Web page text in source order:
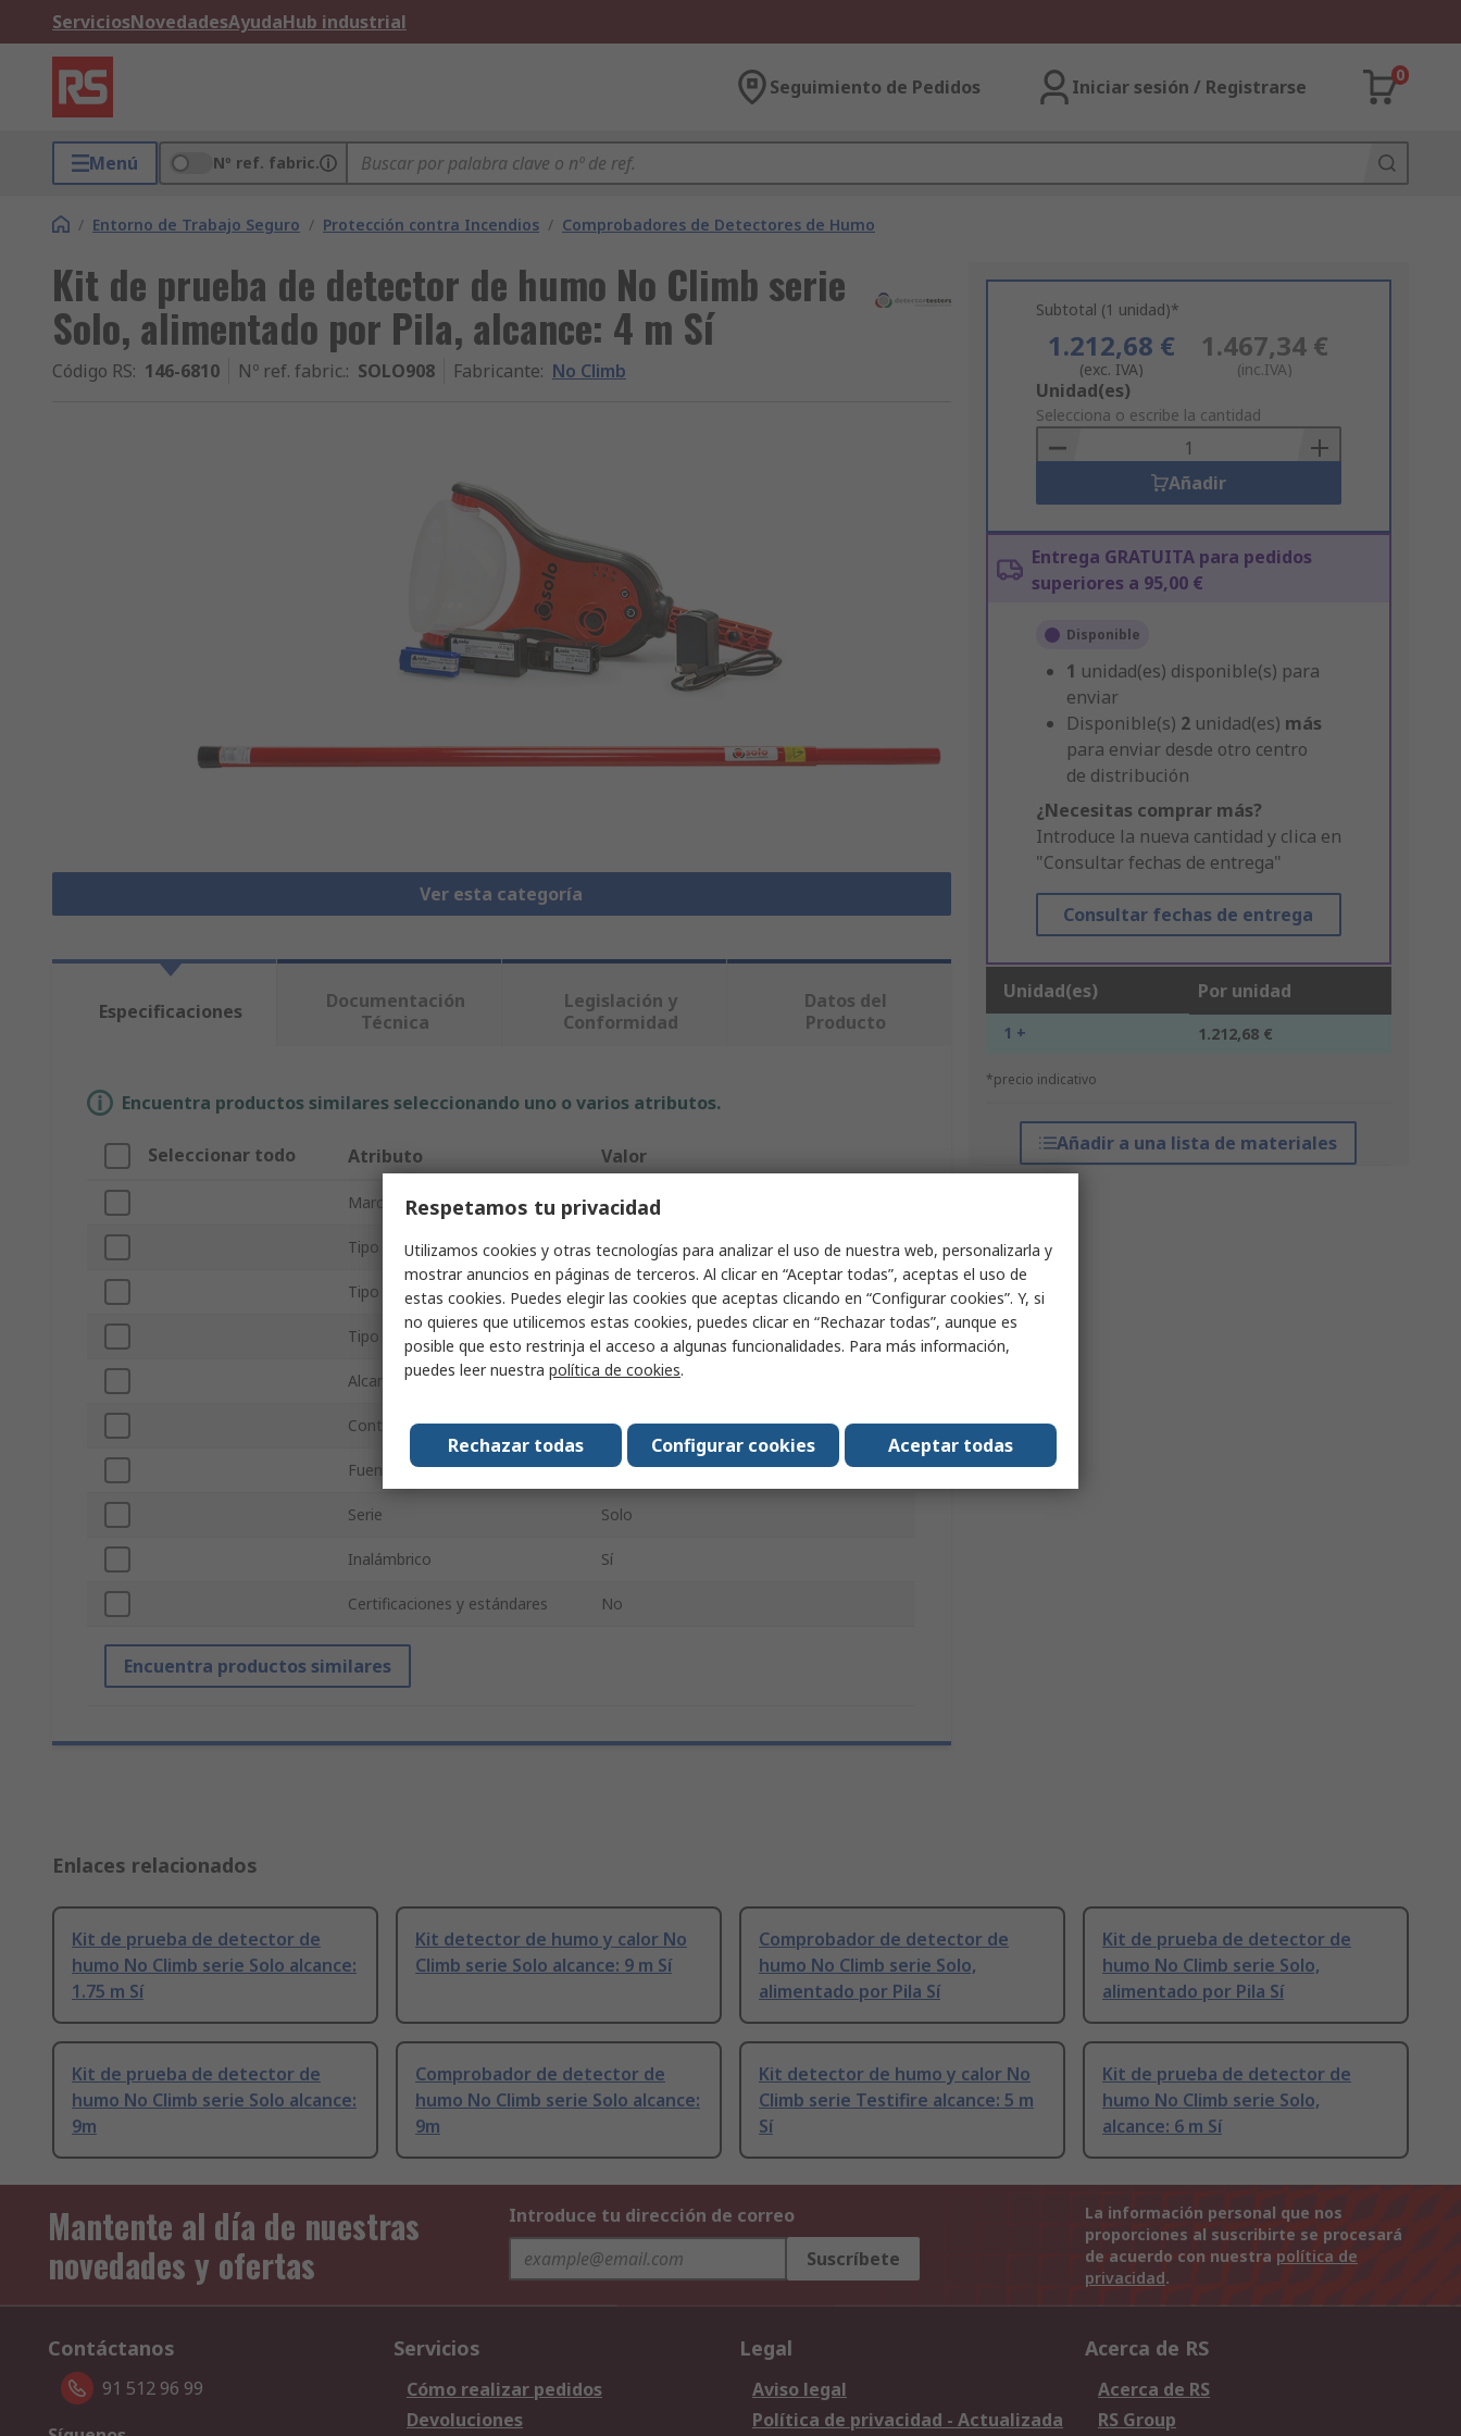
ServiciosNovedadesAyudaHub industrial
Seguimiento de Pedidos Iniciar sesión / Registrarse
0
Menú Nº ref. fabric.
/ Entorno de Trabajo Seguro / Protección contra Incendios / Comprobadores de Detectores de Humo
Kit de prueba de detector de humo No Climb serie
Solo, alimentado por Pila, alcance: 4 m Sí
Código RS: 146-6810 Nº ref. fabric.: SOLO908 Fabricante: No Climb
Ver esta categoría
Subtotal (1 unidad)*
1.212,68 €
(exc. IVA)
1.467,34 €
(inc.IVA)
Add
to
Basket
Unidad(es)
Selecciona o escribe la cantidad
Añadir
Entrega GRATUITA para pedidos
superiores a 95,00 €
Disponible
1 unidad(es) disponible(s) para
enviar
Disponible(s) 2 unidad(es) más
para enviar desde otro centro
de distribución
¿Necesitas comprar más?
Introduce la nueva cantidad y clica en
"Consultar fechas de entrega"
Consultar fechas de entrega
Unidad(es) Por unidad
1 + 1.212,68 €
*precio indicativo
Añadir a una lista de materiales
Especificaciones
Documentación
Técnica
Legislación y
Conformidad
Datos del
Producto
Encuentra productos similares seleccionando uno o varios atributos.
Seleccionar todo Atributo Valor
Marca No Climb
Tipo de producto Kit de prueba de detector de humo
Tipo de alarma Humo
Tipo Sub Comprobador de detector de humo
Alcance máximo 4m
Contenido del kit Mástil telescópico de acceso Solo 108
Fuente de alimentación Pila
Serie Solo
Inalámbrico Sí
Certificaciones y estándares No
Encuentra productos similares
Enlaces relacionados
Kit de prueba de detector de
humo No Climb serie Solo alcance:
1.75 m Sí
Kit detector de humo y calor No
Climb serie Solo alcance: 9 m Sí
Comprobador de detector de
humo No Climb serie Solo,
alimentado por Pila Sí
Kit de prueba de detector de
humo No Climb serie Solo,
alimentado por Pila Sí
Kit de prueba de detector de
humo No Climb serie Solo alcance:
9m
Comprobador de detector de
humo No Climb serie Solo alcance:
9m
Kit detector de humo y calor No
Climb serie Testifire alcance: 5 m
Sí
Kit de prueba de detector de
humo No Climb serie Solo,
alcance: 6 m Sí
Mantente al día de nuestras
novedades y ofertas
Introduce tu dirección de correo
Suscríbete
La información personal que nos
proporciones al suscribirte se procesará
de acuerdo con nuestra política de
privacidad.
Contáctanos
91 512 96 99
Servicios
Cómo realizar pedidos
Devoluciones
Legal
Aviso legal
Política de privacidad - Actualizada
Acerca de RS
Acerca de RS
RS Group
Respetamos tu privacidad
Utilizamos cookies y otras tecnologías para analizar el uso de nuestra web, personalizarla y
mostrar anuncios en páginas de terceros. Al clicar en “Aceptar todas”, aceptas el uso de
estas cookies. Puedes elegir las cookies que aceptas clicando en “Configurar cookies”. Y, si
no quieres que utilicemos estas cookies, puedes clicar en “Rechazar todas”, aunque es
posible que esto restrinja el acceso a algunas funcionalidades. Para más información,
puedes leer nuestra política de cookies.
Aceptar todas
Configurar cookies
Rechazar todas